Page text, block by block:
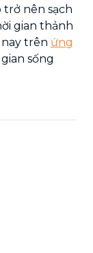
trở nên sạch
gian thảnh
trên ứng
sống